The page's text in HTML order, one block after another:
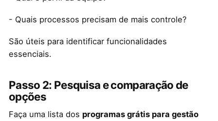
- Quais processos precisam de mais controle?
São úteis para identificar funcionalidades
essenciais.
Passo 2: Pesquisa e comparação de
opções
Faça uma lista dos programas grátis para gestão